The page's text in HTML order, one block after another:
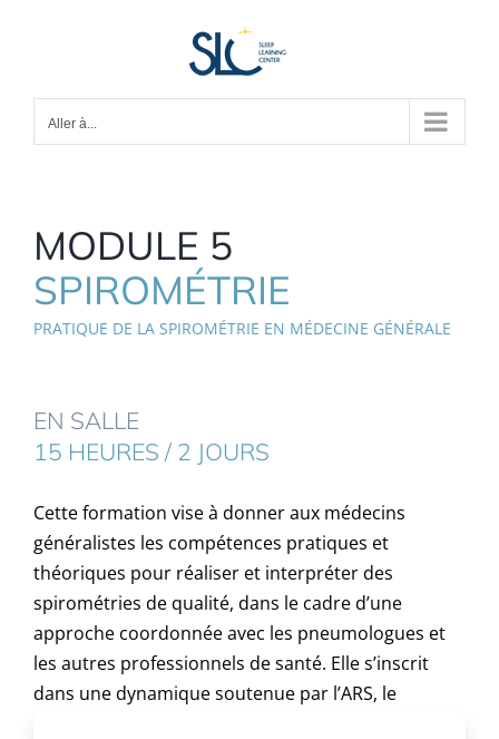
Aller à...
MODULE 5
SPIROMÉTRIE
PRATIQUE DE LA SPIROMÉTRIE EN MÉDECINE GÉNÉRALE
EN SALLE
15 HEURES / 2 JOURS
Cette formation vise à donner aux médecins
généralistes les compétences pratiques et
théoriques pour réaliser et interpréter des
spirométries de qualité, dans le cadre d’une
approche coordonnée avec les pneumologues et
les autres professionnels de santé. Elle s’inscrit
dans une dynamique soutenue par l’ARS, le